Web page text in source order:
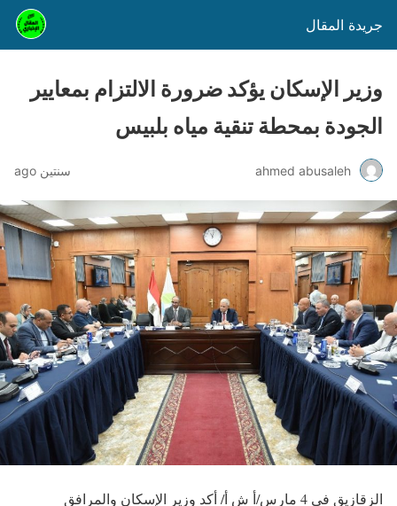
جريدة المقال
وزير الإسكان يؤكد ضرورة الالتزام بمعايير
الجودة بمحطة تنقية مياه بلبيس
ahmed abusaleh سنتين ago
الزقازيق في 4 مارس/أ ش أ/ أكد وزير الإسكان والمرافق